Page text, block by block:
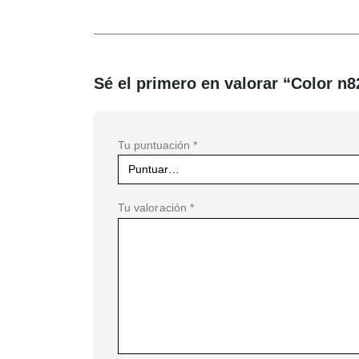
Sé el primero en valorar “Color
Tu puntuación *
Tu valoración *